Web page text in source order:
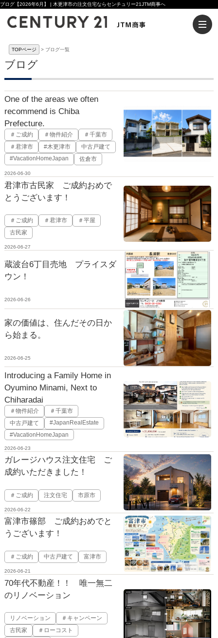
ブログ【2026年6月】 | 木更津市の注文住宅ならセンチュリー21JTM商事へ
TOPページ ブログ一覧
ブログ
One of the areas we often
recommend is Chiba
Prefecture.
＃ご成約 ＃物件紹介
＃千葉市
＃君津市
#木更津市
中古戸建て
#VacationHomeJapan
佐倉市
2026-06-30
君津市古民家 ご成約おめで
とうございます！
＃ご成約 ＃君津市
＃平屋
古民家
2026-06-27
蔵波台6丁目売地 プライスダ
ウン！
2026-06-26
家の価値は、住んだその日か
ら始まる。
2026-06-25
Introducing a Family Home in
Oyumino Minami, Next to
Chiharadai
＃物件紹介
＃千葉市
中古戸建て
#JapanRealEstate
#VacationHomeJapan
2026-06-23
ガレージハウス注文住宅 ご
成約いただきました！
＃ご成約 注文住宅 市原市
2026-06-22
富津市篠部 ご成約おめでと
うございます！
＃ご成約 中古戸建て 富津市
2026-06-21
70年代不動産！！ 唯一無二
のリノベーション
リノベーション
＃キャンペーン
古民家
＃ローコスト